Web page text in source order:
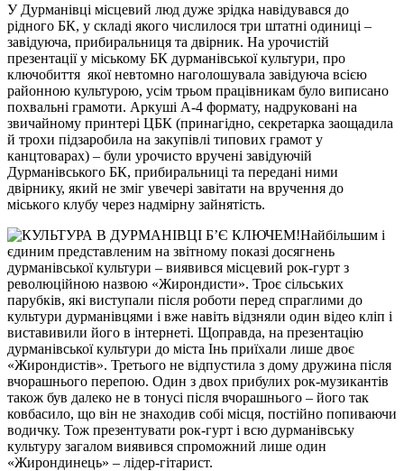
У Дурманівці місцевий люд дуже зрідка навідувався до
рідного БК, у складі якого числилося три штатні одиниці –
завідуюча, прибиральниця та двірник. На урочистій
презентації у міському БК дурманівської культури, про
ключобиття якої невтомно наголошувала завідуюча всією
районною культурою, усім трьом працівникам було виписано
похвальні грамоти. Аркуші А-4 формату, надруковані на
звичайному принтері ЦБК (принагідно, секретарка заощадила
й трохи підзаробила на закупівлі типових грамот у
канцтоварах) – були урочисто вручені завідуючій
Дурманівського БК, прибиральниці та передані ними
двірнику, який не зміг увечері завітати на вручення до
міського клубу через надмірну зайнятість.
Найбільшим і
єдиним представленим на звітному показі досягнень
дурманівської культури – виявився місцевий рок-гурт з
революційною назвою «Жирондисти». Троє сільських
парубків, які виступали після роботи перед спраглими до
культури дурманівцями і вже навіть відзняли один відео кліп і
виставивили його в інтернеті. Щоправда, на презентацію
дурманівської культури до міста Інь приїхали лише двоє
«Жирондистів». Третього не відпустила з дому дружина після
вчорашнього перепою. Один з двох прибулих рок-музикантів
також був далеко не в тонусі після вчорашнього – його так
ковбасило, що він не знаходив собі місця, постійно попиваючи
водичку. Тож презентувати рок-гурт і всю дурманівську
культуру загалом виявився спроможний лише один
«Жирондинець» – лідер-гітарист.